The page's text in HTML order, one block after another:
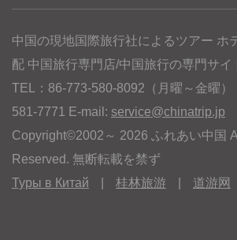
中国の現地国際旅行社によるツアー ホ
配 中国旅行専門店/中国旅行の専門サイ
TEL：86-773-580-8092（月曜～金曜）
581-7771 E-mail: service@chinatrip.jp
Copyright©2002～ 2026 ふれあい中国
Reserved. 無断転載を禁ず
Туры в Китай
桂林旅游 道游网